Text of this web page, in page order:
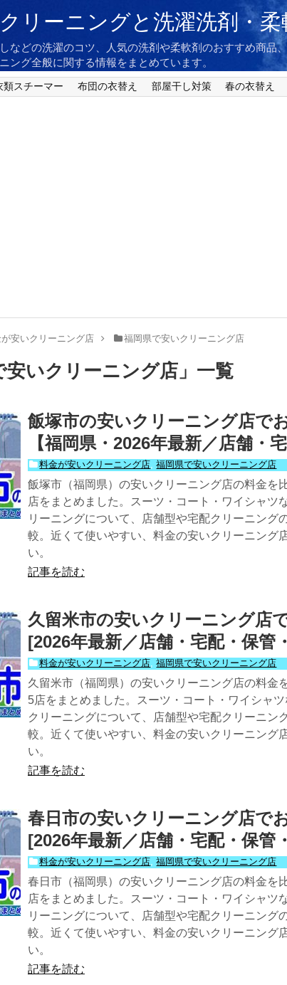
リーニングと洗濯洗剤・
などの洗濯のコツ、人気の洗剤や柔軟剤のおすすめ商品
ング全般に関する情報をまとめています。
類スチーマー 布団の衣替え 部屋干し対策 春の衣替え
安いクリーニング店 福岡県で安いクリーニング店
安いクリーニング店 」 一覧
飯塚市の安いクリーニング店で
【福岡県・2026年最新／店舗・
料金が安いクリーニング店 ,福岡県で安いクリーニング店
飯塚市（福岡県）の安いクリーニング店の料金を
店をまとめました。スーツ・コート・ワイシャツ
リーニングについて、店舗型や宅配クリーニング
較。近くて使いやすい、料金の安いクリーニング
い。
記事を読む
久留米市の安いクリーニング店
[2026年最新／店舗・宅配・保管
料金が安いクリーニング店 ,福岡県で安いクリーニング店
久留米市（福岡県）の安いクリーニング店の料金
5店をまとめました。スーツ・コート・ワイシャ
クリーニングについて、店舗型や宅配クリーニン
較。近くて使いやすい、料金の安いクリーニング
い。
記事を読む
春日市の安いクリーニング店で
[2026年最新／店舗・宅配・保管
料金が安いクリーニング店 ,福岡県で安いクリーニング店
春日市（福岡県）の安いクリーニング店の料金を
店をまとめました。スーツ・コート・ワイシャツ
リーニングについて、店舗型や宅配クリーニング
較。近くて使いやすい、料金の安いクリーニング
い。
記事を読む